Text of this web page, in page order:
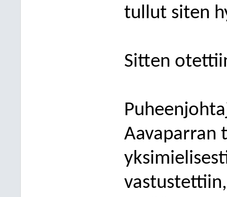
tullut siten
Sitten
P
Aavaparran